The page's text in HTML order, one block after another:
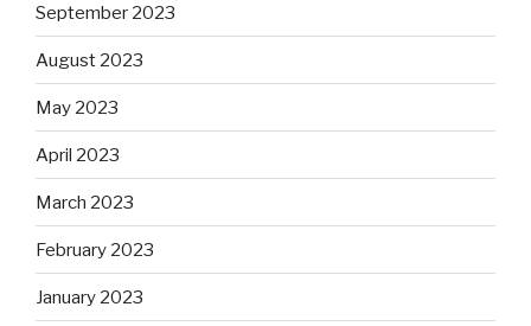
September 2023
August 2023
May 2023
April 2023
March 2023
February 2023
January 2023